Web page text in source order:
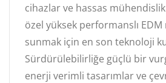
cihazlar ve hassas
özel yüksek performanslı
sunmak için en son teknoloji
Sürdürülebilirliğe güçlü bir
enerji verimli tasarımlar ve